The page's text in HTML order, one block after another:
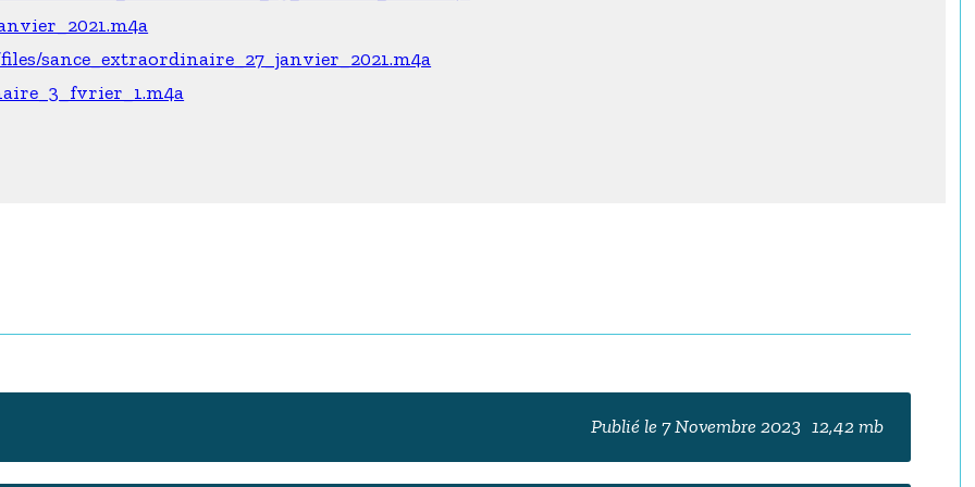
sance_extraordinaire_27_janvier_2021.m4a
Publié le 7 Novembre 2023 12,42 mb